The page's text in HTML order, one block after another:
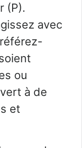
(P).
avec
ou
à de
et